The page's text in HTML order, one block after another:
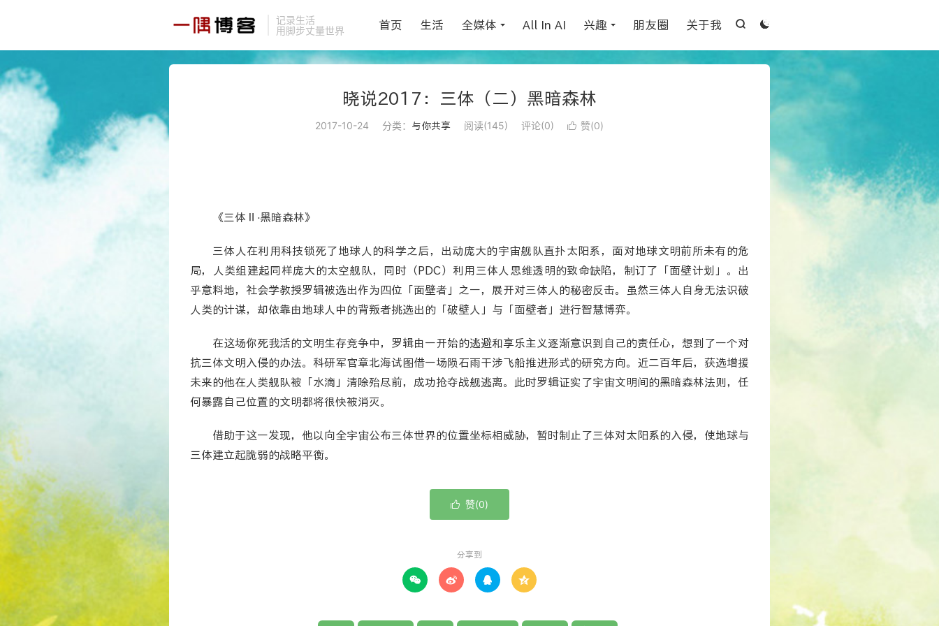
记录生活
用脚步丈量世界


首页 生活 全媒体 All In AI 兴趣 朋友圈 关于我
晓说2017：三体（二）黑暗森林
2017-10-24 分类： 与你共享 阅读(145) 评论(0)  赞(0)
《三体Ⅱ·黑暗森林》
三体人在利用科技锁死了地球人的科学之后，出动庞大的宇宙舰队直扑太阳系，面对地球文明前所未有的危
局，人类组建起同样庞大的太空舰队，同时（PDC）利用三体人思维透明的致命缺陷，制订了「面壁计划」。出
乎意料地，社会学教授罗辑被选出作为四位「面壁者」之一，展开对三体人的秘密反击。虽然三体人自身无法识破
人类的计谋，却依靠由地球人中的背叛者挑选出的「破壁人」与「面壁者」进行智慧博弈。
在这场你死我活的文明生存竞争中，罗辑由一开始的逃避和享乐主义逐渐意识到自己的责任心，想到了一个对
抗三体文明入侵的办法。科研军官章北海试图借一场陨石雨干涉飞船推进形式的研究方向。近二百年后，获选增援
未来的他在人类舰队被「水滴」清除殆尽前，成功抢夺战舰逃离。此时罗辑证实了宇宙文明间的黑暗森林法则，任
何暴露自己位置的文明都将很快被消灭。
借助于这一发现，他以向全宇宙公布三体世界的位置坐标相威胁，暂时制止了三体对太阳系的入侵，使地球与
三体建立起脆弱的战略平衡。
 赞(0)
分享到
   